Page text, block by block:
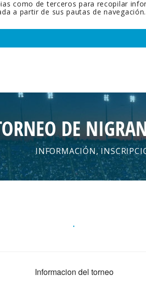
como de terceros para recopilar
a partir de sus pautas de
DE
INFORMACIÓN,
.
Informacion del torneo